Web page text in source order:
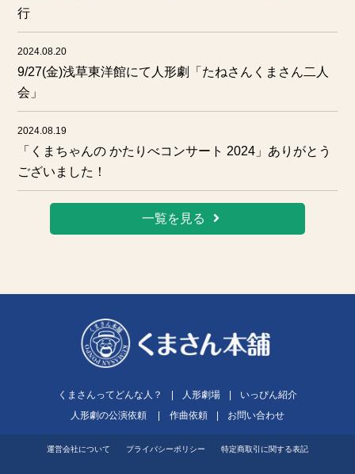
行
2024.08.20
9/27(金)浅草東洋館にて人形劇「たねさんくまさん二人
会」
2024.08.19
「くまちゃんの かたりべコンサート 2024」ありがとう
ございました！
一覧を見る
くまさんってどんな人？ 人形劇場
いっぴん紹介
人形劇の公演依頼
作曲依頼 お問い合わせ
運営会社について プライバシーポリシー 特定商取引に関する表記